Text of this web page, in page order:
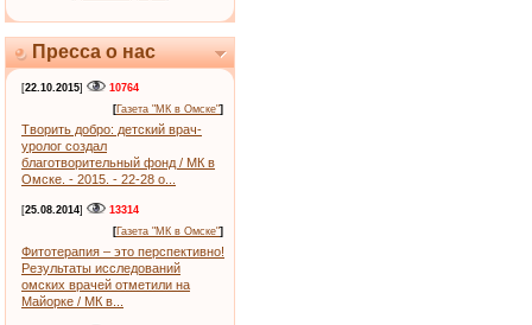
Пресса о нас
[22.10.2015]
10764
[Газета "МК в Омске"]
Творить добро: детский врач-
уролог создал
благотворительный фонд / МК в
Омске. - 2015. - 22-28 о...
[25.08.2014]
13314
[Газета "МК в Омске"]
Фитотерапия – это перспективно!
Результаты исследований
омских врачей отметили на
Майорке / МК в...